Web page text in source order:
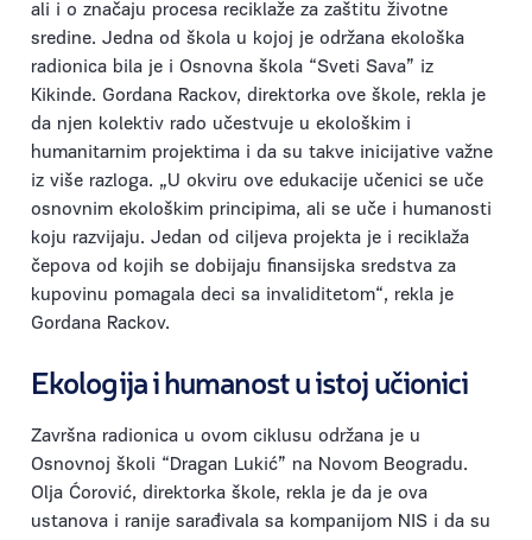
ali i o značaju procesa reciklaže za zaštitu životne
sredine. Jedna od škola u kojoj je održana ekološka
radionica bila je i Osnovna škola “Sveti Sava” iz
Kikinde. Gordana Rackov, direktorka ove škole, rekla je
da njen kolektiv rado učestvuje u ekološkim i
humanitarnim projektima i da su takve inicijative važne
iz više razloga. „U okviru ove edukacije učenici se uče
osnovnim ekološkim principima, ali se uče i humanosti
koju razvijaju. Jedan od ciljeva projekta je i reciklaža
čepova od kojih se dobijaju finansijska sredstva za
kupovinu pomagala deci sa invaliditetom“, rekla je
Gordana Rackov.
Ekologija i humanost u istoj učionici
Završna radionica u ovom ciklusu održana je u
Osnovnoj školi “Dragan Lukić” na Novom Beogradu.
Olja Ćorović, direktorka škole, rekla je da je ova
ustanova i ranije sarađivala sa kompanijom NIS i da su